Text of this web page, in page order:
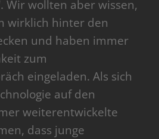
Wir wollten aber wissen,
wirklich hinter den
und haben immer
zum
eingeladen. Als sich
auf den
weiterentwickelte
dass junge